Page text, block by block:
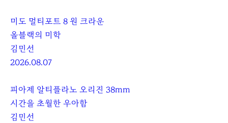
미도 멀티포트 8 원 크라운
올블랙의 미학
김민선
2026.08.07
피아제 알티플라노 오리진 38mm
시간을 초월한 우아함
김민선